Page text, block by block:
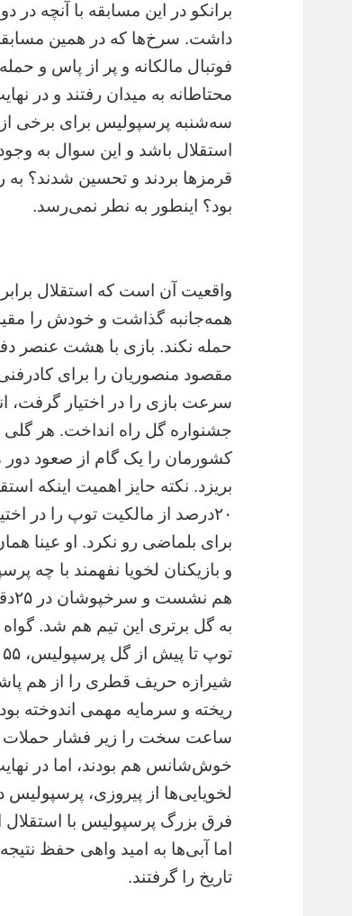
برانکو در این مسابقه با آنچه
داشت. سرخ‌ها که در همین
فوتبال مالکانه و پر از پاس و
محتاطانه به میدان رفتند و در
استقلال باشد و این سوال به وجود
قرمزها بردند و تحسین شدند؟
بود؟ اینطور به نطر نمی‌رسد.
واقعیت آن است که استقلال برابر
همه‌جانبه گذاشت و خودش را
حمله نکند. بازی با هشت عنصر
مقصود منصوریان را برای
سرعت بازی را در اختیار گرفت،
جشنواره گل راه انداخت. هر گلی
کشورمان را یک گام از صعود دور
بریزد. نکته حایز اهمیت اینکه
۲۰درصد از مالکیت توپ را در
برای بلماضی رو نکرد. او عینا
و بازیکنان لخویا نفهمند با چه
هم
به گل برتری این تیم هم شد.
شیرازه حریف قطری را از هم
ریخته و سرمایه مهمی اندوخته
ساعت سخت را زیر فشار
لخویایی‌ها از پیروزی،
فرق بزرگ پرسپولیس با استقلال
اما آبی‌ها به امید واهی حفظ
تاریخ را گرفتند.